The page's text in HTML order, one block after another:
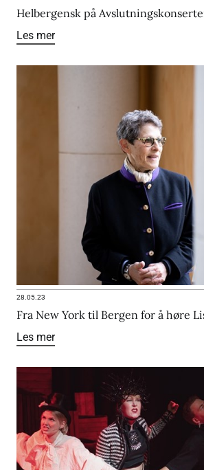
Helbergensk på
Les mer
28.05.23
Fra New York til Bergen for å høre
Les mer